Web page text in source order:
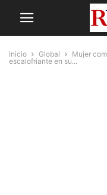
Inicio Global
Mujer
escalofriante en su...